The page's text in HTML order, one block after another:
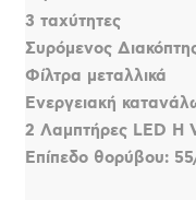
3 ταχύτητες
Συρόμενος
Φίλτρα μεταλλικά
Ενεργειακή
2 Λαμπτήρες LED H
Επίπεδο θορύβου: